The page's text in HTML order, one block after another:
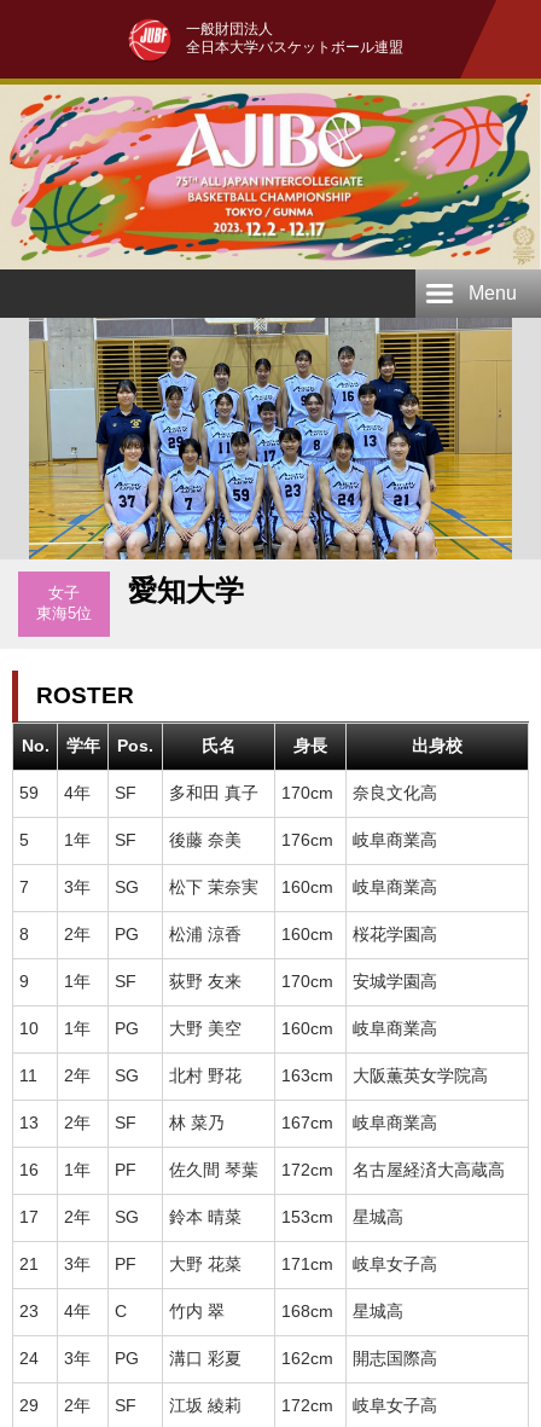
一般財団法人
全日本大学バスケットボール連盟
Menu
女子
東海5位
愛知大学
ROSTER
No. 学年 Pos. 氏名 身長 出身校
59 4年 SF 多和田 真子 170cm 奈良文化高
5 1年 SF 後藤 奈美 176cm 岐阜商業高
7 3年 SG 松下 茉奈実 160cm 岐阜商業高
8 2年 PG 松浦 涼香 160cm 桜花学園高
9 1年 SF 荻野 友来 170cm 安城学園高
10 1年 PG 大野 美空 160cm 岐阜商業高
11 2年 SG 北村 野花 163cm 大阪薫英女学院高
13 2年 SF 林 菜乃 167cm 岐阜商業高
16 1年 PF 佐久間 琴葉 172cm 名古屋経済大高蔵高
17 2年 SG 鈴本 晴菜 153cm 星城高
21 3年 PF 大野 花菜 171cm 岐阜女子高
23 4年 C 竹内 翠 168cm 星城高
24 3年 PG 溝口 彩夏 162cm 開志国際高
29 2年 SF 江坂 綾莉 172cm 岐阜女子高